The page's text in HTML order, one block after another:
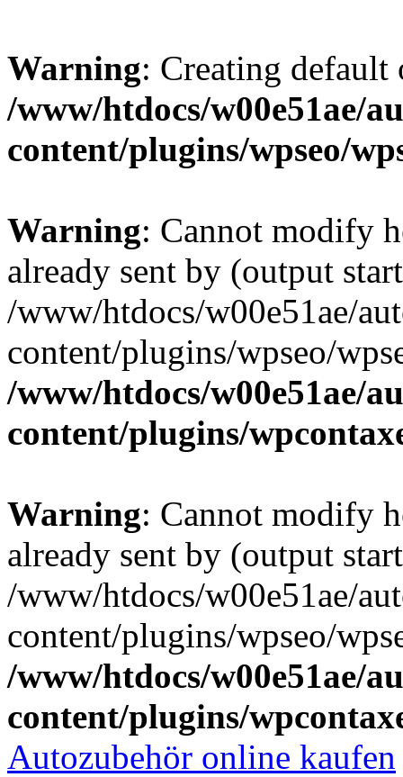
Warning: Creating
/www/htdocs/w00e51ae/
content/plugins/wpseo/
Warning: Cannot modify
already sent by (output
/www/htdocs/w00e51ae/
content/plugins/wpseo/
/www/htdocs/w00e51ae/
content/plugins/
Warning: Cannot modify
already sent by (output
/www/htdocs/w00e51ae/
content/plugins/wpseo/
/www/htdocs/w00e51ae/
content/plugins/
Autozubehör online kaufen